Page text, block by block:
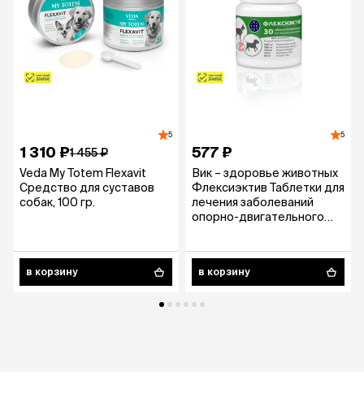
5
1 310 ₽1 455 ₽
Veda My Totem Flexavit
Средство для суставов
собак, 100 гр.
в корзину
5
577 ₽
Вик – здоровье животных
Флексиэктив Таблетки для
лечения заболеваний
опорно-двигательного
таблеток
в корзину